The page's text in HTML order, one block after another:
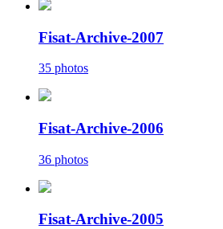
Fisat-Archive-2007
35 photos
Fisat-Archive-2006
36 photos
Fisat-Archive-2005